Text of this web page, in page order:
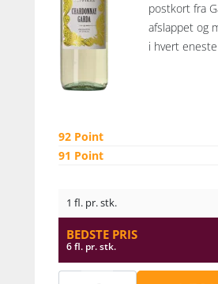
postkort fra
afslappet og
i hvert eneste
92 Point
91 Point
1 fl. pr. stk.
BEDSTE PRIS
6 fl. pr. stk.